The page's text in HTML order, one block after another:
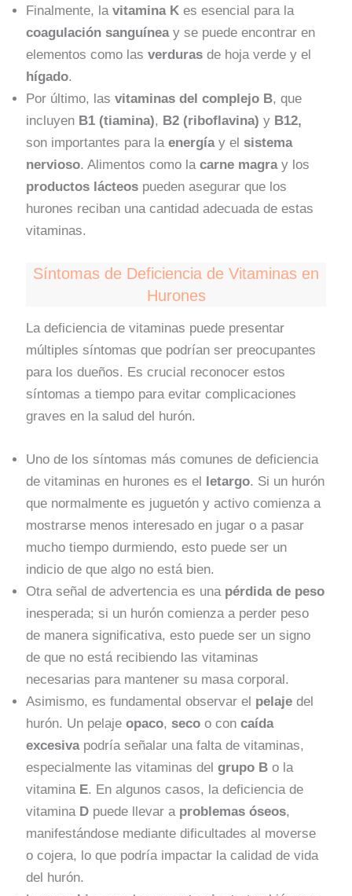
Finalmente, lavitamina K es esencial para la
coagulación sanguíneay se puede encontrar en
elementos como lasverdurasde hoja verde y el
hígado.
Por último, lasvitaminas del complejo B, que
incluyen B1 (tiamina), B2 (riboflavina) y B12,
son importantes para laenergíay elsistema
nervioso. Alimentos como lacarne magray los
productos lácteos pueden asegurar que los
hurones reciban una cantidad adecuada de estas
vitaminas.
Síntomas de Deficiencia de Vitaminas en
Hurones
La deficiencia de vitaminas puede presentar
múltiples síntomas que podrían ser preocupantes
para los dueños. Es crucial reconocer estos
síntomas a tiempo para evitar complicaciones
graves en la salud del hurón.
Uno de los síntomas más comunes de deficiencia
de vitaminas en hurones es el letargo. Si un hurón
que normalmente es juguetón y activo comienza a
mostrarse menos interesado en jugar o a pasar
mucho tiempo durmiendo, esto puede ser un
indicio de que algo no está bien.
Otra señal de advertencia es una pérdida de peso
inesperada; si un hurón comienza a perder peso
de manera significativa, esto puede ser un signo
de que no está recibiendo las vitaminas
necesarias para mantener su masa corporal.
Asimismo, es fundamental observar el pelajedel
hurón. Un pelajeopaco,secoo concaída
excesivapodría señalar una falta de vitaminas,
especialmente las vitaminas delgrupo B o la
vitamina E. En algunos casos, la deficiencia de
vitaminaD puede llevar a problemas óseos,
manifestándose mediante dificultades al moverse
o cojera, lo que podría impactar la calidad de vida
del hurón.